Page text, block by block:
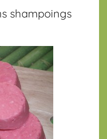
shampoings